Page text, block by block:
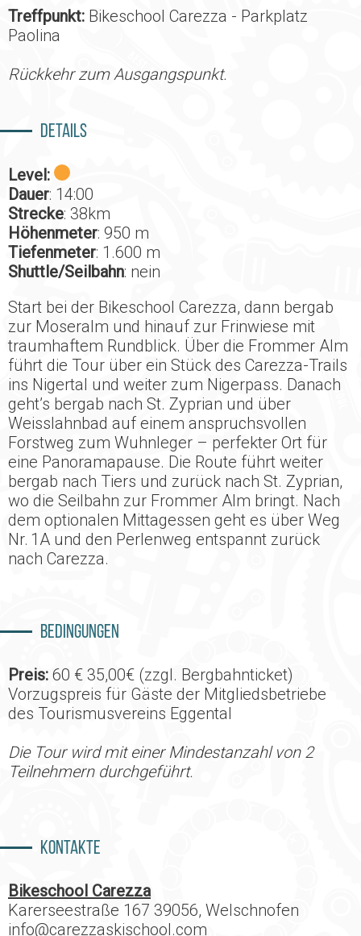
Treffpunkt: Bikeschool Carezza - Parkplatz
Paolina
Rückkehr zum Ausgangspunkt.
Details
Level:
Dauer: 14:00
Strecke: 38km
Höhenmeter: 950 m
Tiefenmeter: 1.600 m
Shuttle/Seilbahn: nein
Start bei der Bikeschool Carezza, dann bergab
zur Moseralm und hinauf zur Frinwiese mit
traumhaftem Rundblick. Über die Frommer Alm
führt die Tour über ein Stück des Carezza-Trails
ins Nigertal und weiter zum Nigerpass. Danach
geht’s bergab nach St. Zyprian und über
Weisslahnbad auf einem anspruchsvollen
Forstweg zum Wuhnleger – perfekter Ort für
eine Panoramapause. Die Route führt weiter
bergab nach Tiers und zurück nach St. Zyprian,
wo die Seilbahn zur Frommer Alm bringt. Nach
dem optionalen Mittagessen geht es über Weg
Nr. 1A und den Perlenweg entspannt zurück
nach Carezza.
Bedingungen
Preis: 60 € 35,00€ (zzgl. Bergbahnticket)
Vorzugspreis für Gäste der Mitgliedsbetriebe
des Tourismusvereins Eggental
Die Tour wird mit einer Mindestanzahl von 2
Teilnehmern durchgeführt.
Kontakte
Bikeschool Carezza
Karerseestraße 167 39056, Welschnofen
info@carezzaskischool.com